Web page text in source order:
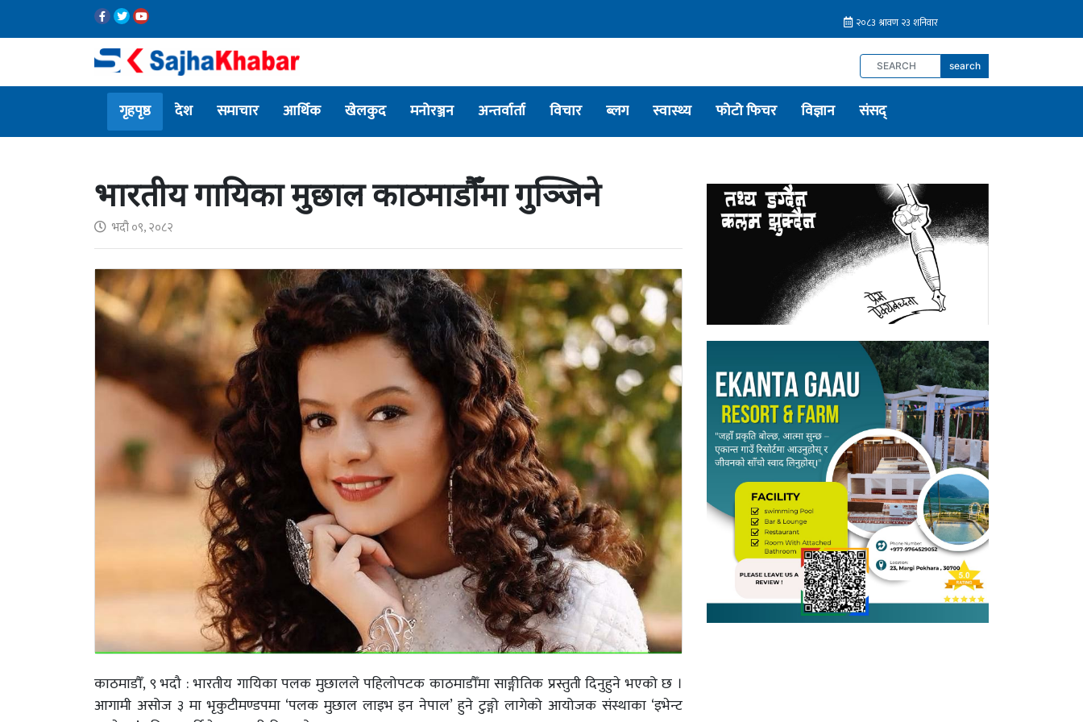
search
गृहपृष्ठ देश समाचार आर्थिक खेलकुद मनोरञ्जन अन्तर्वार्ता विचार ब्लग स्वास्थ्य फोटो फिचर विज्ञान संसद्
भारतीय गायिका मुछाल काठमाडौँमा गुञ्जिने
भदौ ०९, २०८२
काठमाडौँ, ९ भदौ : भारतीय गायिका पलक मुछालले पहिलोपटक काठमाडौँमा साङ्गीतिक प्रस्तुती दिनुहुने भएको छ ।
आगामी असोज ३ मा भृकुटीमण्डपमा ‘पलक मुछाल लाइभ इन नेपाल’ हुने टुङ्गो लागेको आयोजक संस्थाका ‘इभेन्ट